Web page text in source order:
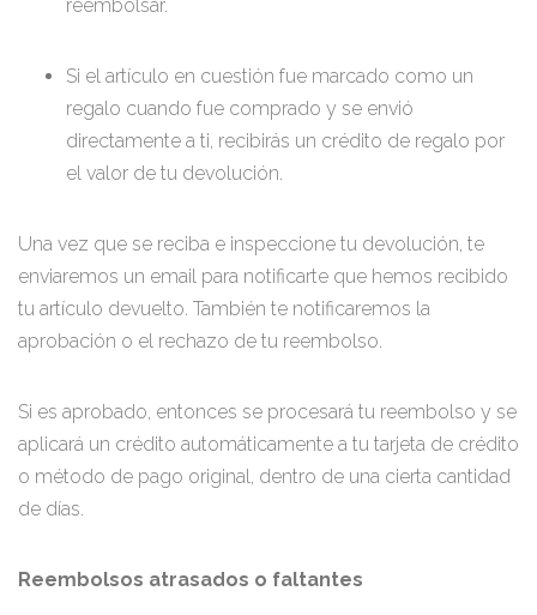
reembolsar.
Si el artículo en cuestión fue marcado como un
regalo cuando fue comprado y se envió
directamente a ti, recibirás un crédito de regalo por
el valor de tu devolución.
Una vez que se reciba e inspeccione tu devolución, te
enviaremos un email para notificarte que hemos recibido
tu artículo devuelto. También te notificaremos la
aprobación o el rechazo de tu reembolso.
Si es aprobado, entonces se procesará tu reembolso y se
aplicará un crédito automáticamente a tu tarjeta de crédito
o método de pago original, dentro de una cierta cantidad
de días.
Reembolsos atrasados ​​o faltantes